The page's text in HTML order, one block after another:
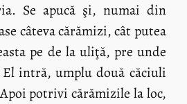
Se apucă şi, numai din
câteva cărămizi, cât putea
pe de la uliţă, pre unde
intră, umplu două căciuli
potrivi cărămizile la loc,